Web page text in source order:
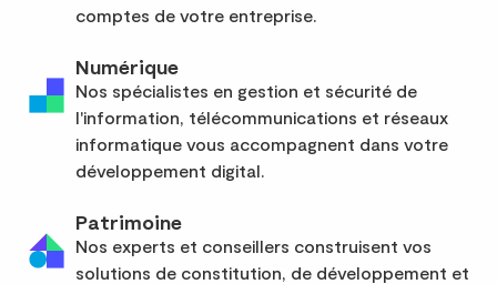
comptes de votre entreprise.
Numérique
Nos spécialistes en gestion et sécurité de
l'information, télécommunications et réseaux
informatique vous accompagnent dans votre
développement digital.
Patrimoine
Nos experts et conseillers construisent vos
solutions de constitution, de développement et